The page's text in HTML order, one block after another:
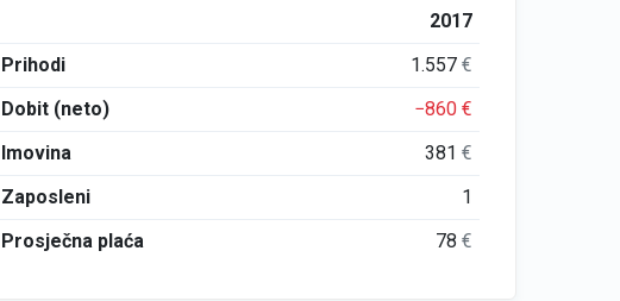
2017
Prihodi
1.557€
Dobit (neto)
−860€
Imovina
381€
Zaposleni
1
Prosječna plaća
78€